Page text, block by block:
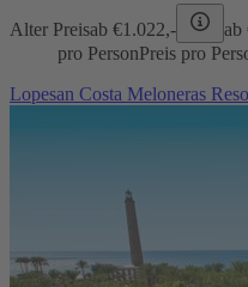
Alter Preisab €1.022,- ab
pro PersonPreis pro
Lopesan Costa Meloneras